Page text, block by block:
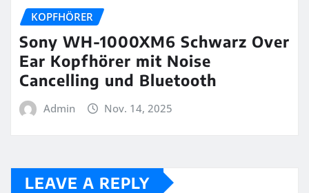
KOPFHÖRER
Sony WH-1000XM6 Schwarz Over
Ear Kopfhörer mit Noise
Cancelling und Bluetooth
Admin Nov. 14, 2025
LEAVE A REPLY